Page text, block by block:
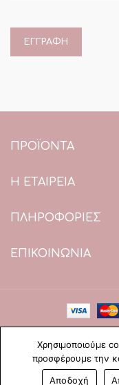
ΠΡΟΪΌΝΤΑ
Η ΕΤΑΙΡΕΙΑ
ΠΛΗΡΟΦΟΡΙΕΣ
ΕΠΙΚΟΙΝΩΝΙΑ
Web Design
Χρησιμοποιούμε
προσφέρουμε την
Αποδοχή